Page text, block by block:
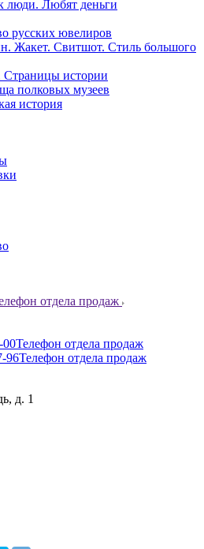
люди. Любят деньги
русских ювелиров
Жакет. Свитшот. Стиль большого
истории
полковых музеев
история
отдела продаж
00Телефон отдела продаж
96Телефон отдела продаж
д. 1